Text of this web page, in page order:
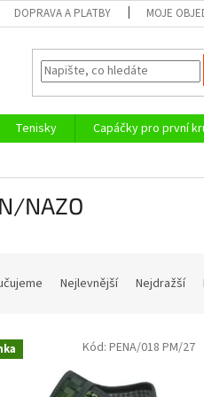
DOPRAVA A PLATBY MOJE
Tenisky Capáčky pro první
NAZO
Nejlevnější Nejdražší
Kód: PENA/018 PM/27